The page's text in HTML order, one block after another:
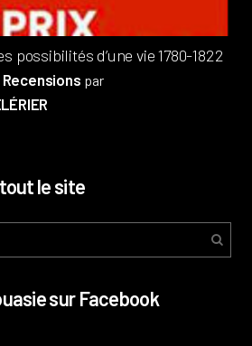
possibilités d’une vie 1780-1822
Recensions par
le site
sur Facebook